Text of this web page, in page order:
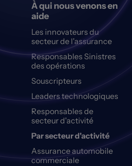
À qui nous venons en
aide
Les innovateurs du
secteur de l'assurance
Responsables Sinistres
des opérations
Souscripteurs
Leaders technologiques
Responsables de
secteur d'activité
Par secteur d'activité
Assurance automobile
commerciale